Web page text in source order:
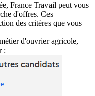
France Travail peut vous
d'offres. Ces
des critères que vous
d'ouvrier agricole,
: